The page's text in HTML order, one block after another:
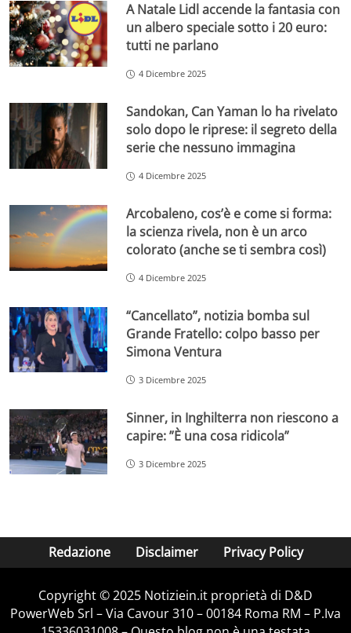
A Natale Lidl accende la fantasia con
un albero speciale sotto i 20 euro:
tutti ne parlano
4 Dicembre 2025
Sandokan, Can Yaman lo ha rivelato
solo dopo le riprese: il segreto della
serie che nessuno immagina
4 Dicembre 2025
Arcobaleno, cos’è e come si forma:
la scienza rivela, non è un arco
colorato (anche se ti sembra così)
4 Dicembre 2025
“Cancellato”, notizia bomba sul
Grande Fratello: colpo basso per
Simona Ventura
3 Dicembre 2025
Sinner, in Inghilterra non riescono a
capire: ”È una cosa ridicola”
3 Dicembre 2025
Redazione Disclaimer Privacy Policy
Copyright © 2025 Notiziein.it proprietà di D&D
PowerWeb Srl – Via Cavour 310 – 00184 Roma RM – P.Iva